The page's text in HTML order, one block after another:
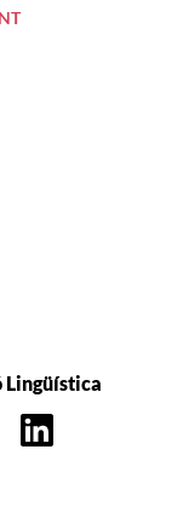
Lingüística